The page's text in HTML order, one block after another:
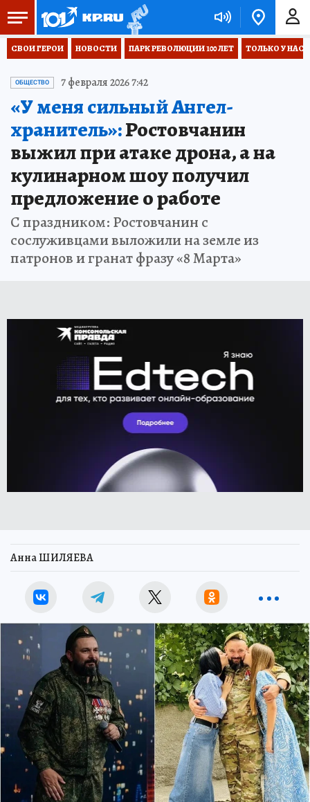
СВОИ ГЕРОИ НОВОСТИ ПАРК РЕВОЛЮЦИИ 100 ЛЕТ ТОЛЬКО У НАС
ОБЩЕСТВО 7 февраля 2026 7:42
«У меня сильный Ангел-
хранитель»:Ростовчанин
выжил при атаке дрона, а на
кулинарном шоу получил
предложение о работе
С праздником: Ростовчанин с
сослуживцами выложили на земле из
патронов и гранат фразу «8 Марта»
Анна ШИЛЯЕВА